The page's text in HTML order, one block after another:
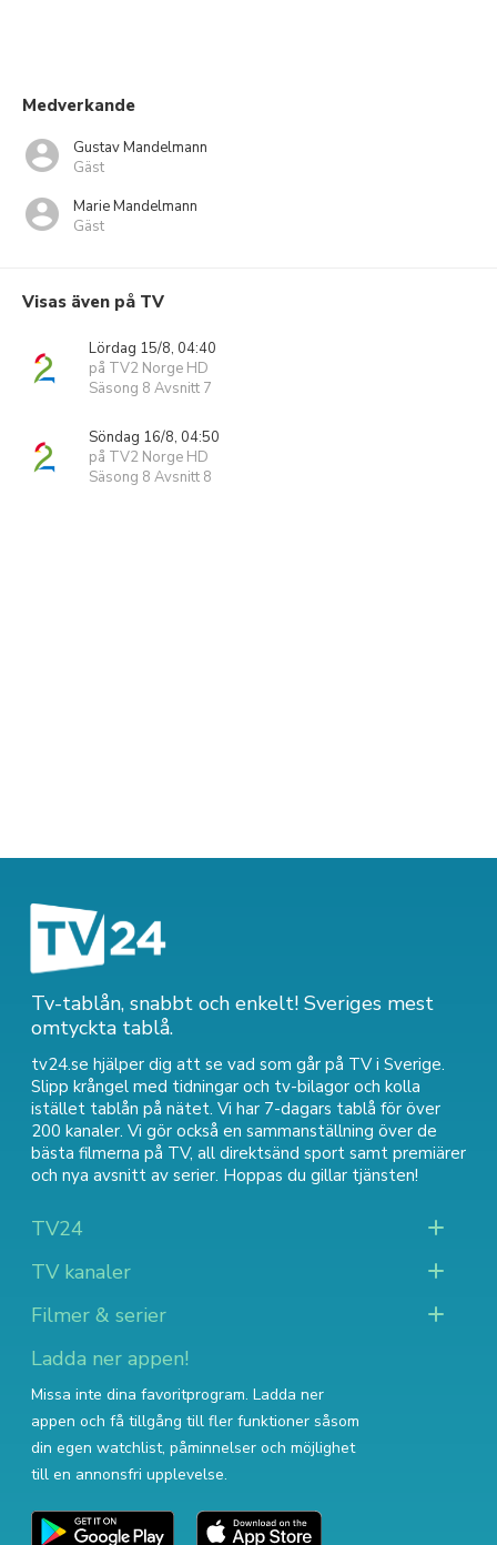
Medverkande
Gustav Mandelmann
Gäst
Marie Mandelmann
Gäst
Visas även på TV
Lördag 15/8, 04:40
på TV2 Norge HD
Säsong 8 Avsnitt 7
Söndag 16/8, 04:50
på TV2 Norge HD
Säsong 8 Avsnitt 8
Tv-tablån, snabbt och enkelt! Sveriges mest
omtyckta tablå.
tv24.se hjälper dig att se vad som går på TV i Sverige.
Slipp krångel med tidningar och tv-bilagor och kolla
istället tablån på nätet. Vi har 7-dagars tablå för över
200 kanaler. Vi gör också en sammanställning över de
bästa filmerna på TV, all direktsänd sport samt premiärer
och nya avsnitt av serier. Hoppas du gillar tjänsten!
TV24
TV kanaler
Filmer & serier
Ladda ner appen!
Missa inte dina favoritprogram. Ladda ner
appen och få tillgång till fler funktioner såsom
din egen watchlist, påminnelser och möjlighet
till en annonsfri upplevelse.